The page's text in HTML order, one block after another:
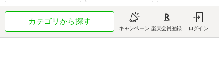
カテゴリから探す
キャンペーン 楽天会員登録 ログイン